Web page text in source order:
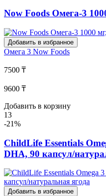
Now Foods Омега-3
Добавить в избранное
Омега 3 Now Foods
7500 ₸
9600 ₸
Добавить в корзину
13
-21%
ChildLife Essentials
DHA, 90 капсул/
Добавить в избранное